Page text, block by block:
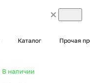
Каталог Прочая
В наличии